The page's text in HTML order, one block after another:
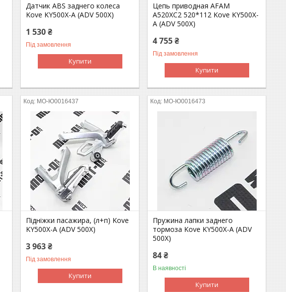
Датчик ABS заднего колеса
Kove KY500X-A (ADV 500X)
1 530 ₴
Під замовлення
Купити
Цепь приводная AFAM
A520XC2 520*112 Kove KY500X-
A (ADV 500X)
4 755 ₴
Під замовлення
Купити
MO-Ю0016437
Підніжки пасажира, (л+п) Kove
KY500X-A (ADV 500X)
3 963 ₴
Під замовлення
Купити
MO-Ю0016473
Пружина лапки заднего
тормоза Kove KY500X-A (ADV
500X)
84 ₴
В наявності
Купити